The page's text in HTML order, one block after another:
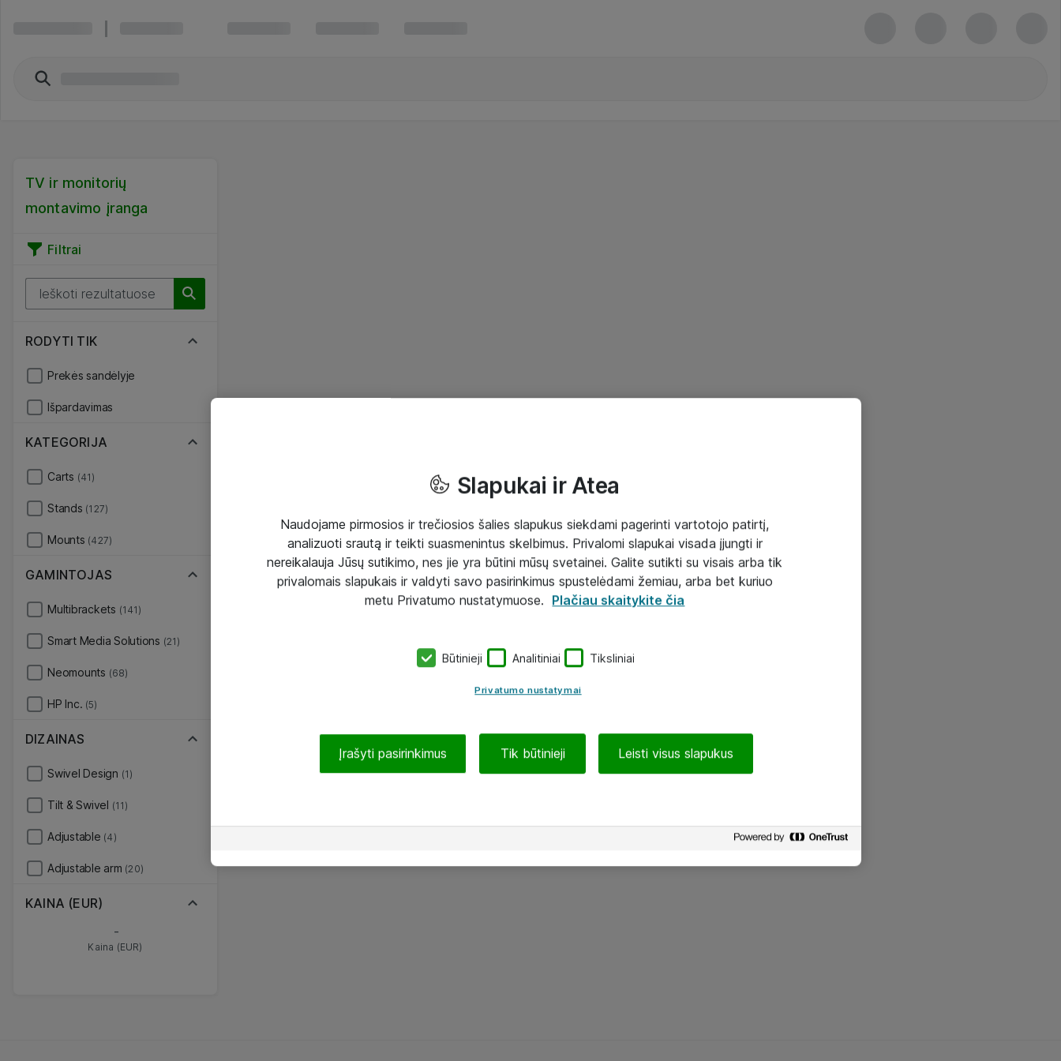
TV ir monitorių
montavimo įranga
Filtrai
RODYTI TIK
Prekės sandėlyje
Išpardavimas
KATEGORIJA
Carts (41)
Stands (127)
Mounts (427)
GAMINTOJAS
Multibrackets (141)
Smart Media Solutions (21)
Neomounts (68)
HP Inc. (5)
DIZAINAS
Swivel Design (1)
Tilt & Swivel (11)
Adjustable (4)
Adjustable arm (20)
KAINA (EUR)
-
Kaina (EUR)
Slapukai ir Atea
Naudojame pirmosios ir trečiosios šalies slapukus siekdami pagerinti vartotojo patirtį,
analizuoti srautą ir teikti suasmenintus skelbimus. Privalomi slapukai visada įjungti ir
nereikalauja Jūsų sutikimo, nes jie yra būtini mūsų svetainei. Galite sutikti su visais arba tik
privalomais slapukais ir valdyti savo pasirinkimus spustelėdami žemiau, arba bet kuriuo
metu Privatumo nustatymuose. Plačiau skaitykite čia
Būtinieji Analitiniai Tiksliniai
Privatumo nustatymai
Įrašyti pasirinkimus Tik būtinieji Leisti visus slapukus